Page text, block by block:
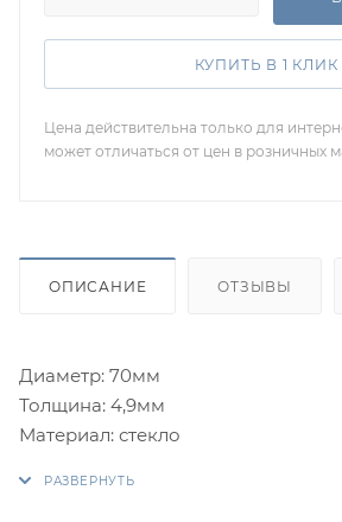
КУПИТЬ В 1 КЛИК
Цена действительна только для
может отличаться от цен в розничных
ОПИСАНИЕ ОТЗЫВЫ
Диаметр: 70мм
Толщина: 4,9мм
Материал: стекло